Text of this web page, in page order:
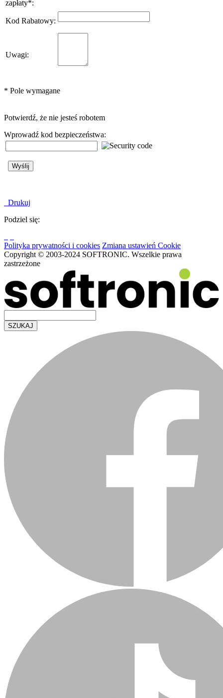
zapłaty*:
Kod Rabatowy:
Uwagi:
* Pole wymagane
Potwierdź, że nie jesteś robotem
Wprowadź kod bezpieczeństwa:
Drukuj
Podziel się:
Polityka prywatności i cookies Zmiana ustawień Cookie
Copyright © 2003-2024 SOFTRONIC. Wszelkie prawa
zastrzeżone